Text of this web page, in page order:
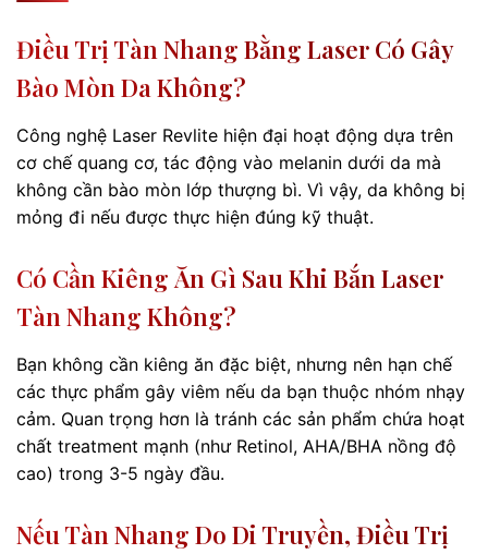
Điều Trị Tàn Nhang Bằng Laser Có Gây
Bào Mòn Da Không?
Công nghệ Laser Revlite hiện đại hoạt động dựa trên
cơ chế quang cơ, tác động vào melanin dưới da mà
không cần bào mòn lớp thượng bì. Vì vậy, da không bị
mỏng đi nếu được thực hiện đúng kỹ thuật.
Có Cần Kiêng Ăn Gì Sau Khi Bắn Laser
Tàn Nhang Không?
Bạn không cần kiêng ăn đặc biệt, nhưng nên hạn chế
các thực phẩm gây viêm nếu da bạn thuộc nhóm nhạy
cảm. Quan trọng hơn là tránh các sản phẩm chứa hoạt
chất treatment mạnh (như Retinol, AHA/BHA nồng độ
cao) trong 3-5 ngày đầu.
Nếu Tàn Nhang Do Di Truyền, Điều Trị